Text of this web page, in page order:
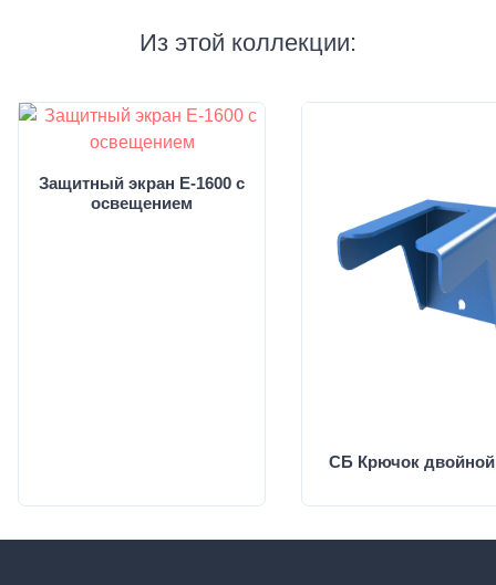
Из этой коллекции:
Защитный экран E-1600 с
освещением
СБ Крючок